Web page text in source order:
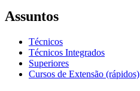
Assuntos
Técnicos
Técnicos Integrados
Superiores
Cursos de Extensão (rápidos)